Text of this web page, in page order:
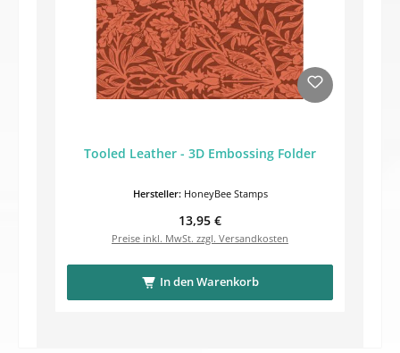
Tooled Leather - 3D Embossing Folder
Hersteller: HoneyBee Stamps
Regulärer Preis:
13,95 €
Preise inkl. MwSt. zzgl. Versandkosten
In den Warenkorb